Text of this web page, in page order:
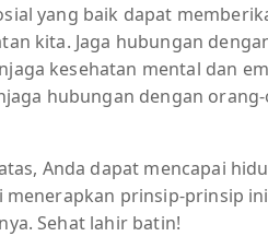
yang baik dapat
kita. Jaga hubungan
kesehatan mental dan
hubungan dengan
Anda dapat mencapai
prinsip-prinsip
Sehat lahir batin!